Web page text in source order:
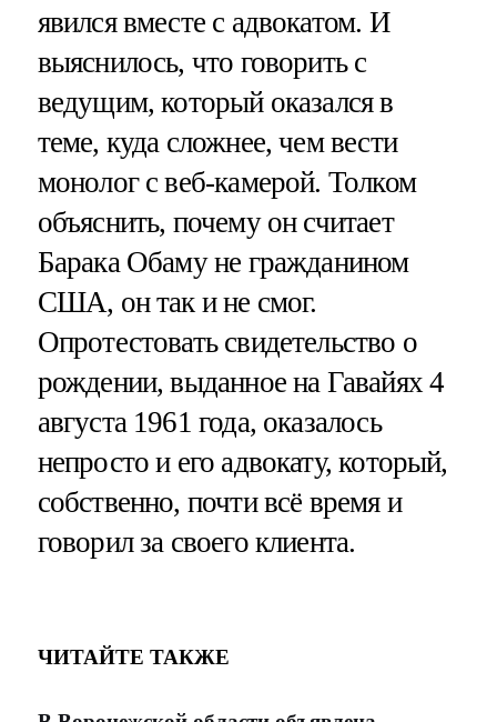
явился вместе с адвокатом. И
выяснилось, что говорить с
ведущим, который оказался в
теме, куда сложнее, чем вести
монолог с веб-камерой. Толком
объяснить, почему он считает
Барака Обаму не гражданином
США, он так и не смог.
Опротестовать свидетельство о
рождении, выданное на Гавайях 4
августа 1961 года, оказалось
непросто и его адвокату, который,
собственно, почти всё время и
говорил за своего клиента.
ЧИТАЙТЕ ТАКЖЕ